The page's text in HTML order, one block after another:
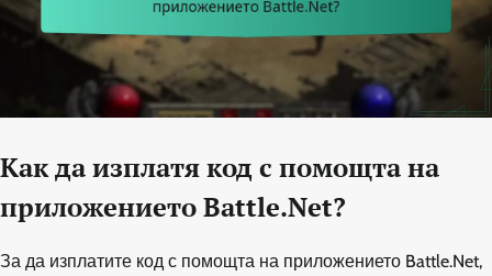
Как да изплатя код с помощта на
приложението Battle.Net?
За да изплатите код с помощта на приложението Battle.Net,